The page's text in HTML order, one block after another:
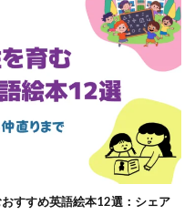
すすめ英語絵本12選：シェア